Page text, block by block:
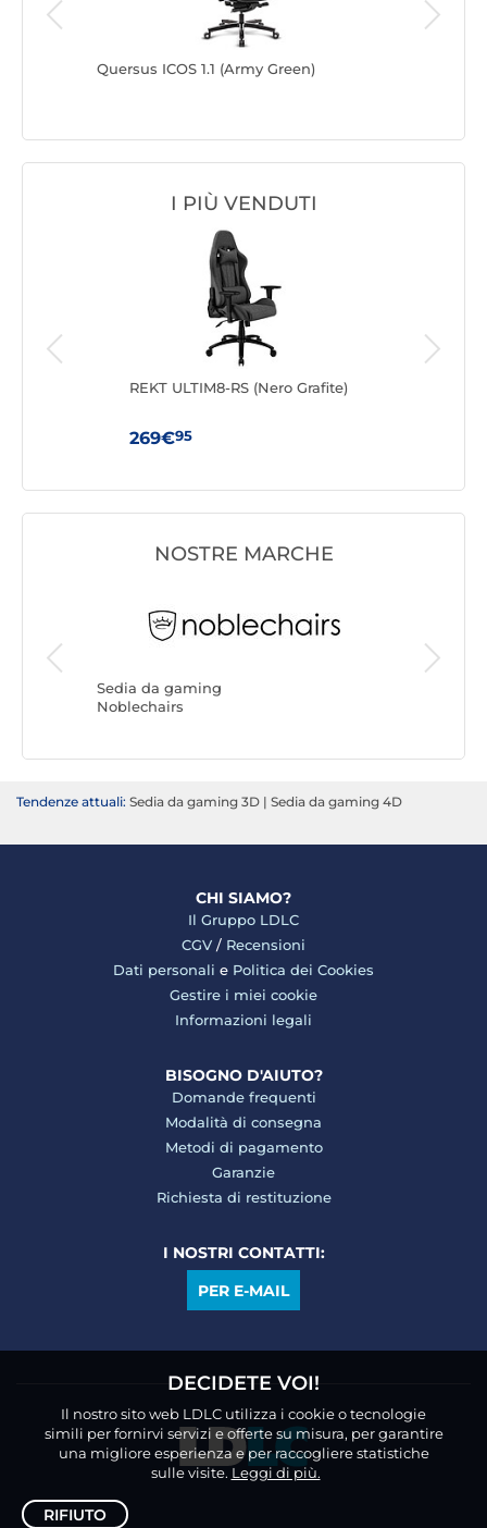
Quersus ICOS 1.1 (Army Green)
I PIÙ VENDUTI
REKT ULTIM8-RS (Nero Grafite)
269€95
NOSTRE MARCHE
Sedia da gaming
Noblechairs
Sedia
REKT
Tendenze attuali: Sedia da gaming 3D | Sedia da gaming 4D
CHI SIAMO?
Il Gruppo LDLC
CGV / Recensioni
Dati personali e Politica dei Cookies
Gestire i miei cookie
Informazioni legali
BISOGNO D'AIUTO?
Domande frequenti
Modalità di consegna
Metodi di pagamento
Garanzie
Richiesta di restituzione
I NOSTRI CONTATTI:
PER E-MAIL
DECIDETE VOI!
Il nostro sito web LDLC utilizza i cookie o tecnologie
simili per fornirvi servizi e offerte su misura, per garantire
una migliore esperienza e per raccogliere statistiche
sulle visite. Leggi di più.
RIFIUTO